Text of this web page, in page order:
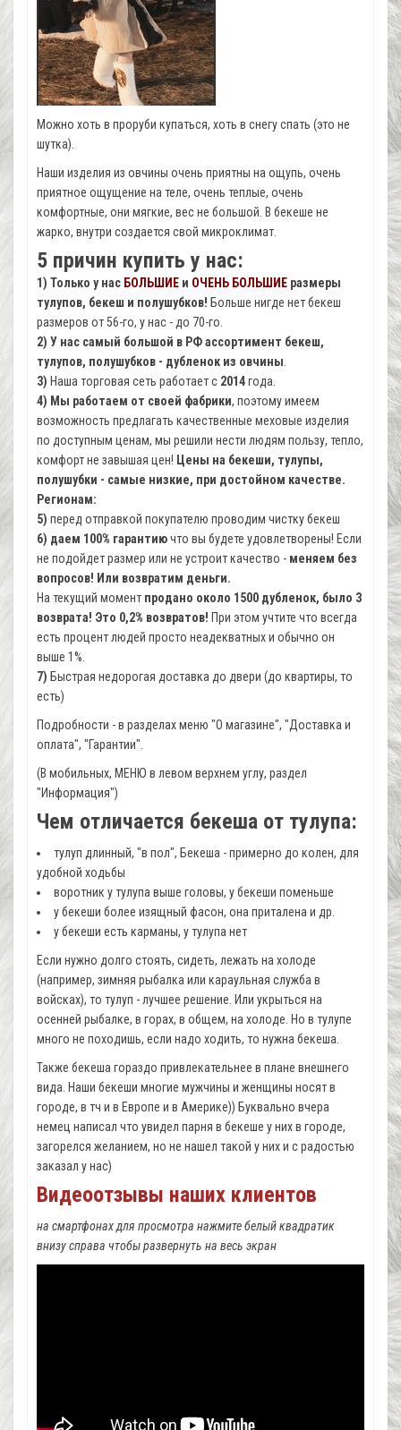
Можно хоть в проруби купаться, хоть в снегу спать (это не
шутка).
Наши изделия из овчины очень приятны на ощупь, очень
приятное ощущение на теле, очень теплые, очень
комфортные, они мягкие, вес не большой. В бекеше не
жарко, внутри создается свой микроклимат.
5 причин купить у нас:
1) Только у нас БОЛЬШИЕ и ОЧЕНЬ БОЛЬШИЕ размеры
тулупов, бекеш и полушубков! Больше нигде нет бекеш
размеров от 56-го, у нас - до 70-го.
2) У нас самый большой в РФ ассортимент бекеш,
тулупов, полушубков - дубленок из овчины
3) Наша торговая сеть работает с 2014года.
4) Мы работаем от своей фабрики, поэтому имеем
возможность предлагать качественные меховые изделия
по доступным ценам, мы решили нести людям пользу, тепло,
комфорт не завышая цен! Цены на бекеши, тулупы,
полушубки - самые низкие, при достойном качестве.
Регионам:
5) перед отправкой покупателю проводим чистку бекеш
6) даем 100% гарантиючто вы будете удовлетворены! Если
не подойдет размер или не устроит качество - меняем без
вопросов! Или возвратим деньги.
На текущий момент продано около 1500 дубленок, было 3
возврата! Это 0,2% возвратов! При этом учтите что всегда
есть процент людей просто неадекватных и обычно он
выше 1%.
7) Быстрая недорогая доставка до двери (до квартиры, то
есть)
Подробности - в разделах меню "О магазине", "Доставка и
оплата", "Гарантии".
(В мобильных, МЕНЮ в левом верхнем углу, раздел
"Информация")
Чем отличается бекеша от тулупа:
тулуп длинный, "в пол", Бекеша - примерно до колен, для
удобной ходьбы
воротник у тулупа выше головы, у бекеши поменьше
у бекеши более изящный фасон, она приталена и др.
у бекеши есть карманы, у тулупа нет
Если нужно долго стоять, сидеть, лежать на холоде
(например, зимняя рыбалка или караульная служба в
войсках), то тулуп - лучшее решение. Или укрыться на
осенней рыбалке, в горах, в общем, на холоде. Но в тулупе
много не походишь, если надо ходить, то нужна бекеша.
Также бекеша гораздо привлекательнее в плане внешнего
вида. Наши бекеши многие мужчины и женщины носят в
городе, в тч и в Европе и в Америке)) Буквально вчера
немец написал что увидел парня в бекеше у них в городе,
загорелся желанием, но не нашел такой у них и с радостью
заказал у нас)
Видеоотзывы наших клиентов
на смартфонах для просмотра нажмите белый квадратик
внизу справа чтобы развернуть на весь экран